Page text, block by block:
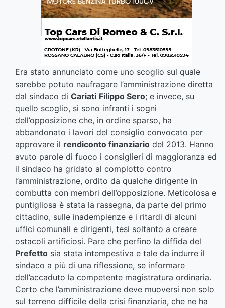
Era stato annunciato come uno scoglio sul quale
sarebbe potuto naufragare l’amministrazione diretta
dal sindaco di Cariati Filippo Sero; e invece, su
quello scoglio, si sono infranti i sogni
dell’opposizione che, in ordine sparso, ha
abbandonato i lavori del consiglio convocato per
approvare il rendiconto finanziario del 2013. Hanno
avuto parole di fuoco i consiglieri di maggioranza ed
il sindaco ha gridato al complotto contro
l’amministrazione, ordito da qualche dirigente in
combutta con membri dell’opposizione. Meticolosa e
puntigliosa è stata la rassegna, da parte del primo
cittadino, sulle inadempienze e i ritardi di alcuni
uffici comunali e dirigenti, tesi soltanto a creare
ostacoli artificiosi. Pare che perfino la diffida del
Prefetto sia stata intempestiva e tale da indurre il
sindaco a più di una riflessione, se informare
dell’accaduto la competente magistratura ordinaria.
Certo che l’amministrazione deve muoversi non solo
sul terreno difficile della crisi finanziaria, che ne ha